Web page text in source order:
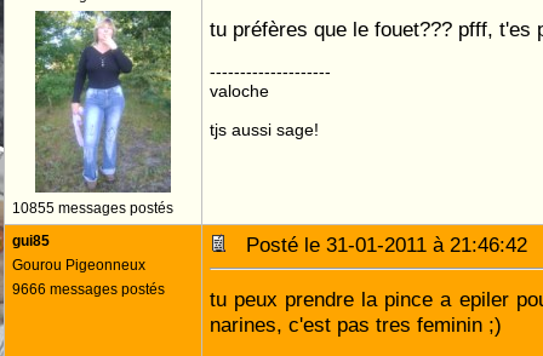
10855 messages postés
tu préfères que le fouet??? pfff, t'es
--------------------
valoche
tjs aussi sage!
gui85
Gourou Pigeonneux
9666 messages postés
Posté le 31-01-2011 à
tu peux prendre la pince a epiler
narines, c'est pas tres feminin ;)